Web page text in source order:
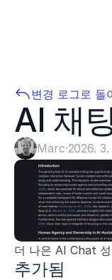
변경 로그로 돌
AI 채
Marc·2026. 3.
더 나은 AI Chat
추가됨